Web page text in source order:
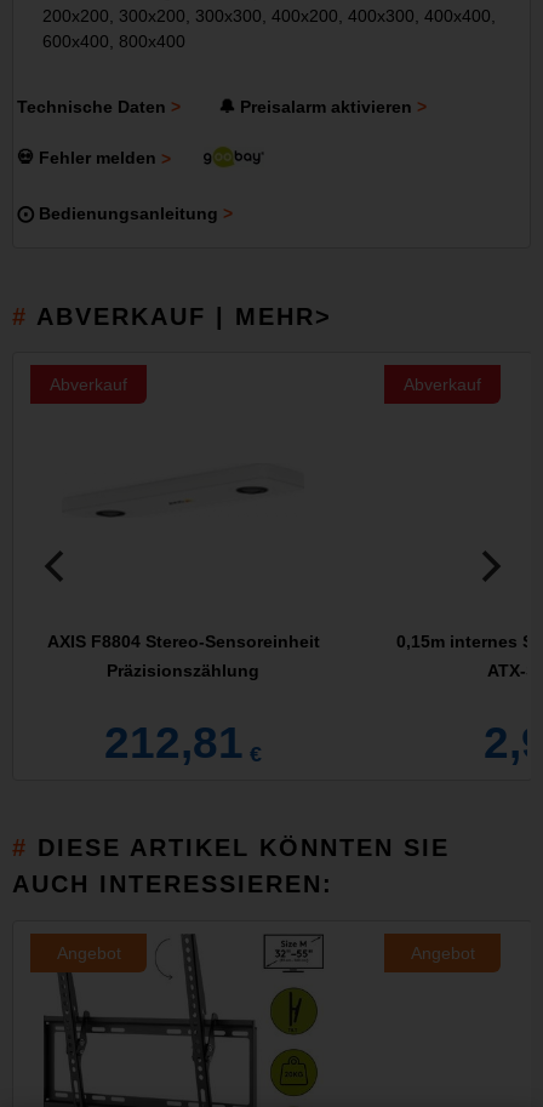
200x200, 300x200, 300x300, 400x200, 400x300, 400x400,
600x400, 800x400
Technische Daten 🔔 Preisalarm aktivieren
💀 Fehler melden
⨀ Bedienungsanleitung
ABVERKAUF | MEHR>
Abverkauf
AXIS F8804 Stereo-Sensoreinheit
Präzisionszählung
212,81 €
Abverkauf
0,15m internes
ATX-
DIESE ARTIKEL KÖNNTEN SIE
AUCH INTERESSIEREN:
Angebot Angebot